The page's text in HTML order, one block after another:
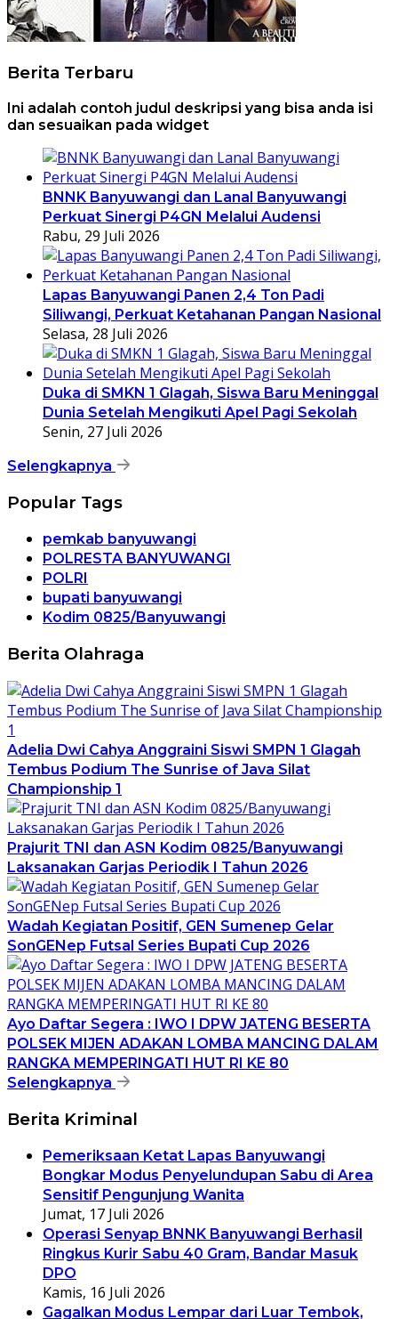
Berita Terbaru
Ini adalah contoh judul deskripsi yang bisa anda isi
dan sesuaikan pada widget
BNNK Banyuwangi dan Lanal Banyuwangi
Perkuat Sinergi P4GN Melalui Audensi
Rabu, 29 Juli 2026
Lapas Banyuwangi Panen 2,4 Ton Padi
Siliwangi, Perkuat Ketahanan Pangan Nasional
Selasa, 28 Juli 2026
Duka di SMKN 1 Glagah, Siswa Baru Meninggal
Dunia Setelah Mengikuti Apel Pagi Sekolah
Senin, 27 Juli 2026
Selengkapnya
Popular Tags
pemkab banyuwangi
POLRESTA BANYUWANGI
POLRI
bupati banyuwangi
Kodim 0825/Banyuwangi
Berita Olahraga
Adelia Dwi Cahya Anggraini Siswi SMPN 1 Glagah
Tembus Podium The Sunrise of Java Silat
Championship 1
Prajurit TNI dan ASN Kodim 0825/Banyuwangi
Laksanakan Garjas Periodik I Tahun 2026
Wadah Kegiatan Positif, GEN Sumenep Gelar
SonGENep Futsal Series Bupati Cup 2026
Ayo Daftar Segera : IWO I DPW JATENG BESERTA
POLSEK MIJEN ADAKAN LOMBA MANCING DALAM
RANGKA MEMPERINGATI HUT RI KE 80
Selengkapnya
Berita Kriminal
Pemeriksaan Ketat Lapas Banyuwangi
Bongkar Modus Penyelundupan Sabu di Area
Sensitif Pengunjung Wanita
Jumat, 17 Juli 2026
Operasi Senyap BNNK Banyuwangi Berhasil
Ringkus Kurir Sabu 40 Gram, Bandar Masuk
DPO
Kamis, 16 Juli 2026
Gagalkan Modus Lempar dari Luar Tembok,